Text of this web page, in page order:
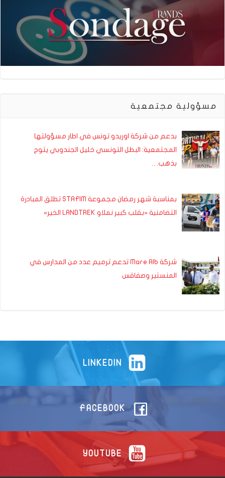
مسؤولية مجتمعية
بدعم من شركة اوريدو تونس في اطار مسؤولتها
المجتمعية: البطل التونسي خليل الجندوبي يتوج
بذهب…
بمناسبة شهر رمضان مجموعة STAFIM تطلق المبادرة
التضامنية «بقلب كبير نملاو LANDTREK الخير»
شركة Mare Alb تدعم ترميم عدد من المدارس في
المنستير وصفاقس
LINKEDIN
FACEBOOK
YOUTUBE